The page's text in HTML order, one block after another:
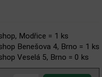
Modřice = 1 ks
Benešova 4, Brno = 1 ks
Veselá 5, Brno = 0 ks